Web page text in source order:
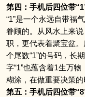
第四：手机后四位带
“1”是一个永远自带福
眷顾的。从风水上来
职，更代表着聚宝盆
个尾数“1”的号码，长
字“1”也蕴含着1生万
糊涂，在做重要决策的
第五：手机后四位带